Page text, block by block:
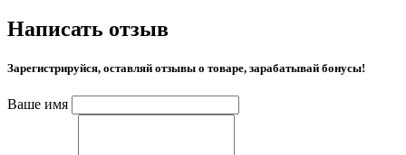
Написать отзыв
Зарегистрируйся, оставляй отзывы о товаре, зарабатывай бонусы!
Ваше имя